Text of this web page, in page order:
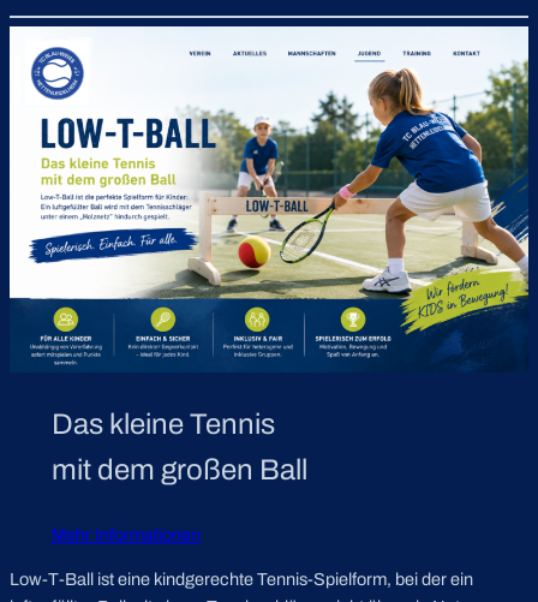
Das kleine Tennis
mit dem großen Ball
Mehr Informationen
Low-T-Ball ist eine kindgerechte Tennis-Spielform, bei der ein